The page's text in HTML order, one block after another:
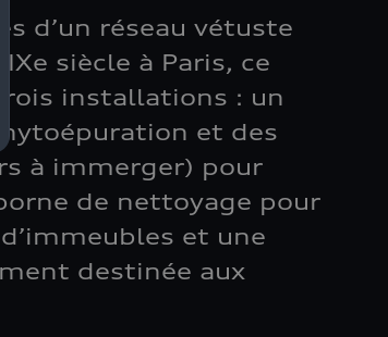
d’un réseau vétuste
siècle à Paris, ce
installations : un
et des
à immerger) pour
de nettoyage pour
et une
destinée aux